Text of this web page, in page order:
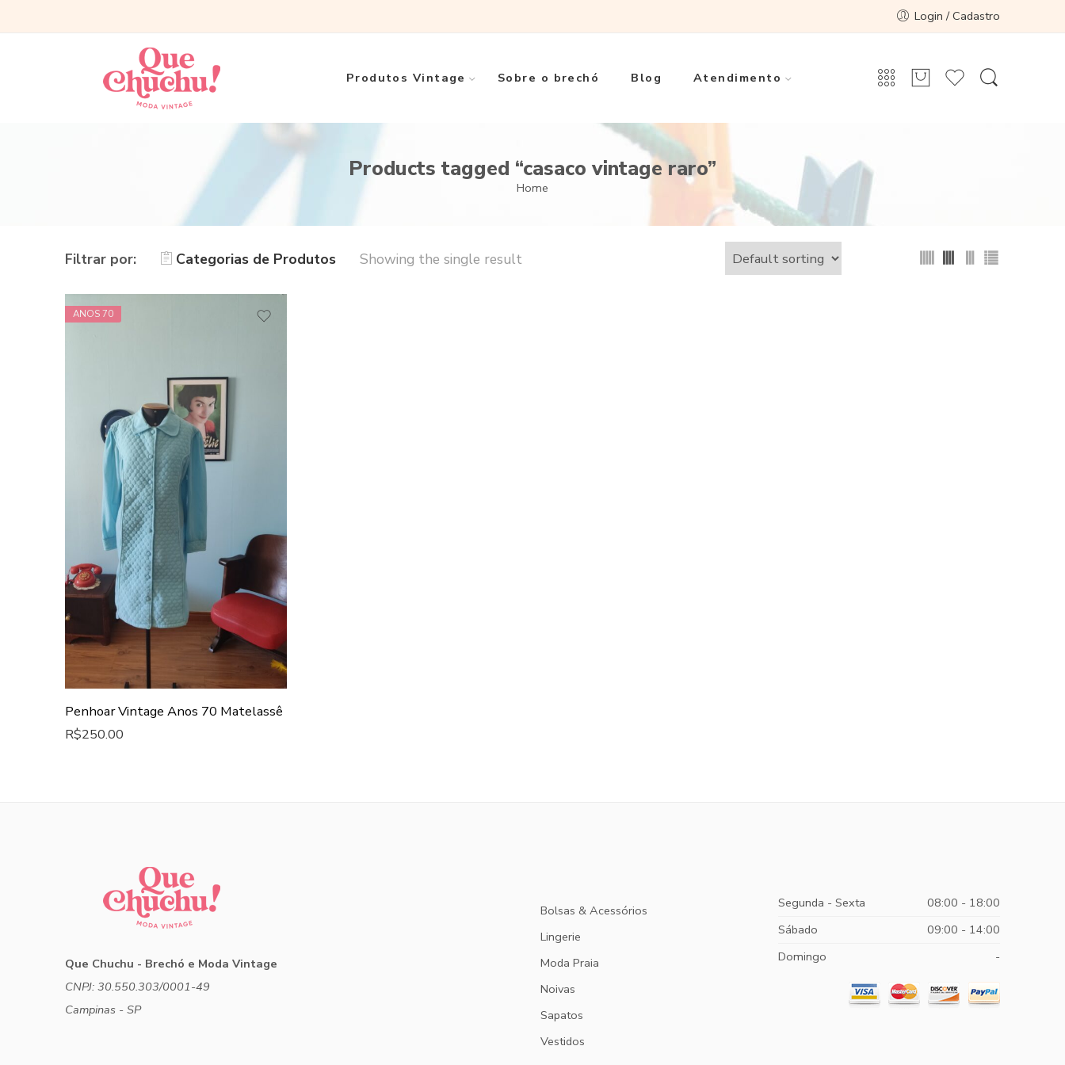
Login / Cadastro
Produtos Vintage Sobre o brechó Blog Atendimento
Products tagged “casaco vintage raro”
Home
Filtrar por: Categorias de Produtos Showing the single result
ANOS 70
Penhoar Vintage Anos 70 Matelassê
R$250.00
Que Chuchu - Brechó e Moda Vintage
CNPJ: 30.550.303/0001-49
Campinas - SP
Bolsas & Acessórios
Lingerie
Moda Praia
Noivas
Sapatos
Vestidos
Segunda - Sexta
08:00 - 18:00
Sábado
09:00 - 14:00
Domingo
-